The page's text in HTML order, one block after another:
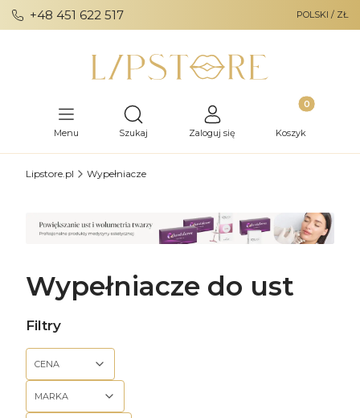
+48 451 622 517 POLSKI / ZŁ
Menu
Otwórz wyszukiwarkę
Szukaj Zaloguj się
Produkty w
Koszyk
Lipstore.pl Wypełniacze
Wypełniacze do ust
Filtry
CENA
MARKA